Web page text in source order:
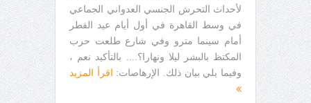
لأحداث التحرش الجنسي العدواني الجماعي
في وسط القاهرة في أول أيام عيد الفطر
أمام سينما مترو وفي شارع طلعت حرب
المكتظ بالبشر ليلا ونهارا؟.... بالتأكيد نعم ،
وفيما يلي بيان ذلك. الإرهاصات:
اقرأ المزيد